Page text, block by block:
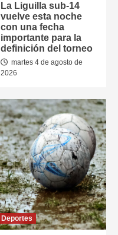
La Liguilla sub-14
vuelve esta noche
con una fecha
importante para la
definición del torneo
martes 4 de agosto de
2026
Deportes